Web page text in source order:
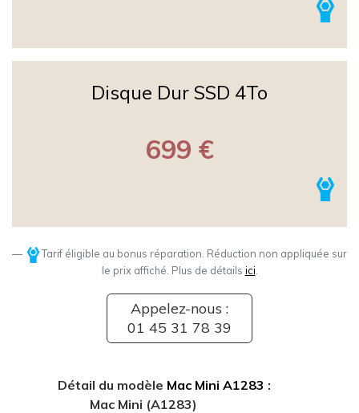
Disque Dur SSD 4To
699 €
Tarif éligible au bonus réparation. Réduction non appliquée sur
le prix affiché. Plus de détails ici
Appelez-nous :
01 45 31 78 39
Détail du modèle Mac Mini A1283 :
Mac Mini (A1283)